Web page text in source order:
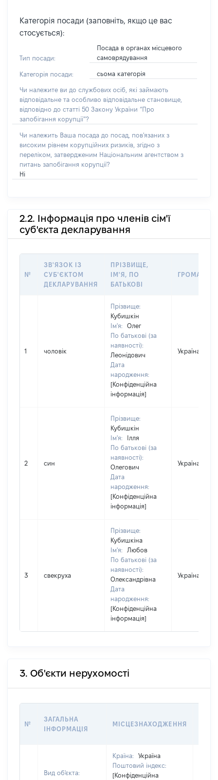
Категорія посади (заповніть, якщо це вас
стосується):
Тип посади:
Посада в органах місцевого
самоврядування
Категорія посади: сьома категорія
Чи належите ви до службових осіб, які займають
відповідальне та особливо відповідальне становище,
відповідно до статті 50 Закону України “Про
запобігання корупції”?
Чи належить Ваша посада до посад, пов'язаних з
високим рівнем корупційних ризиків, згідно з
переліком, затвердженим Національним агентством з
питань запобігання корупції?
Ні
2.2. Інформація про членів сім'ї
суб'єкта декларування
№
ЗВ'ЯЗОК ІЗ
СУБ'ЄКТОМ
ДЕКЛАРУВАННЯ
ПРІЗВИЩЕ,
ІМ'Я, ПО
БАТЬКОВІ
1 чоловік
Прізвище:
Кубишкін
Ім'я:
Олег
По батькові (за
наявності):
Леонідович
Дата
народження:
[Конфіденційна
інформація]
Україна
2 син
Прізвище:
Кубишкін
Ім'я:
Ілля
По батькові (за
наявності):
Олегович
Дата
народження:
[Конфіденційна
інформація]
Україна
3 свекруха
Прізвище:
Кубишкіна
Ім'я:
Любов
По батькові (за
наявності):
Олександрівна
Дата
народження:
[Конфіденційна
інформація]
Україна
3. Об'єкти нерухомості
№
ЗАГАЛЬНА
ІНФОРМАЦІЯ
МІСЦЕЗНАХОДЖЕННЯ
Вид об'єкта:
Країна:
Україна
Поштовий індекс:
[Конфіденційна